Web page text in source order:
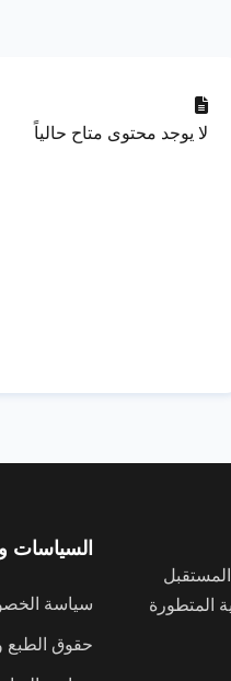
لا يوجد محتوى متاح حالياً
المتطورة
السياسات
سياسة
حقوق الطبع